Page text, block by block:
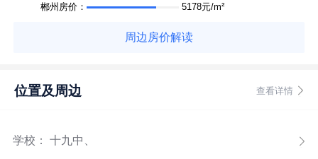
郴州房价：
5178元/m²
周边房价解读
位置及周边 查看详情
学校： 十九中、